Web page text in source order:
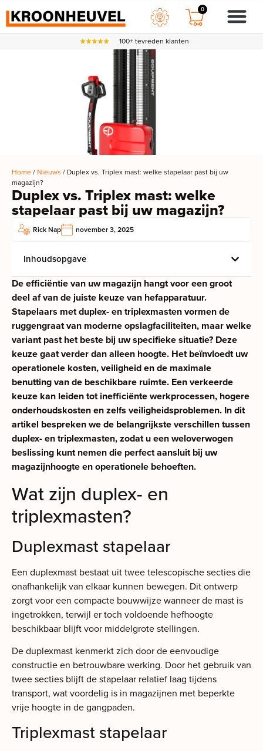
0
100+ tevreden klanten
Home/ Nieuws / Duplex vs. Triplex mast: welke stapelaar past bij uw
magazijn?
Duplex vs. Triplex mast: welke
stapelaar past bij uw magazijn?
Rick Nap november 3, 2025
Inhoudsopgave
De efficiëntie van uw magazijn hangt voor een groot
deel af van de juiste keuze van hefapparatuur.
Stapelaars met duplex- en triplexmasten vormen de
ruggengraat van moderne opslagfaciliteiten, maar welke
variant past het beste bij uw specifieke situatie? Deze
keuze gaat verder dan alleen hoogte. Het beïnvloedt uw
operationele kosten, veiligheid en de maximale
benutting van de beschikbare ruimte. Een verkeerde
keuze kan leiden tot inefficiënte werkprocessen, hogere
onderhoudskosten en zelfs veiligheidsproblemen. In dit
artikel bespreken we de belangrijkste verschillen tussen
duplex- en triplexmasten, zodat u een weloverwogen
beslissing kunt nemen die perfect aansluit bij uw
magazijnhoogte en operationele behoeften.
Wat zijn duplex- en
triplexmasten?
Duplexmast stapelaar
Een duplexmast bestaat uit twee telescopische secties die
onafhankelijk van elkaar kunnen bewegen. Dit ontwerp
zorgt voor een compacte bouwwijze wanneer de mast is
ingetrokken, terwijl er toch voldoende hefhoogte
beschikbaar blijft voor middelgrote stellingen.
De duplexmast kenmerkt zich door de eenvoudige
constructie en betrouwbare werking. Door het gebruik van
twee secties blijft de stapelaar relatief laag tijdens
transport, wat voordelig is in magazijnen met beperkte
vrije hoogte in de gangpaden.
Triplexmast stapelaar